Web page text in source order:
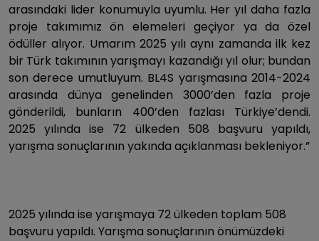
arasındaki lider konumuyla uyumlu. Her yıl daha fazla
proje takımımız ön elemeleri geçiyor ya da özel
ödüller alıyor. Umarım 2025 yılı aynı zamanda ilk kez
bir Türk takımının yarışmayı kazandığı yıl olur; bundan
son derece umutluyum. BL4S yarışmasına 2014-2024
arasında dünya genelinden 3000’den fazla proje
gönderildi, bunların 400’den fazlası Türkiye’dendi.
2025 yılında ise 72 ülkeden 508 başvuru yapıldı,
yarışma sonuçlarının yakında açıklanması bekleniyor.”
2025 yılında ise yarışmaya 72 ülkeden toplam 508
başvuru yapıldı. Yarışma sonuçlarının önümüzdeki